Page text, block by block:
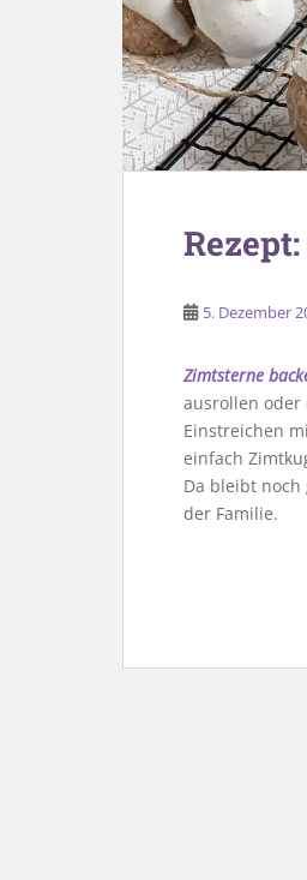
5. Dezember
Zimtsterne
ausrollen oder
Einstreichen
einfach
Da bleibt
der Familie.